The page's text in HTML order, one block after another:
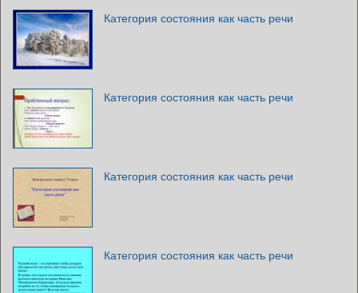
Категория состояния как часть речи
Категория состояния как часть речи
Категория состояния как часть речи
Категория состояния как часть речи